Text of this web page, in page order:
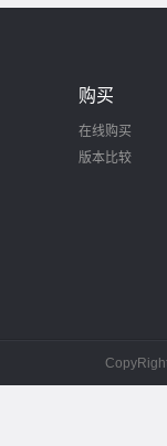
购买
在线购买
版本比较